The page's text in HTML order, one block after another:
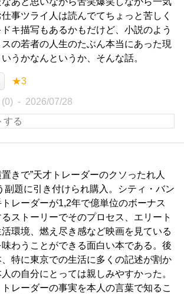
事ツライ人は読んでてちょっと苦しく
キ描写もあるかもだけど、小説のよう
の若者の人生のたぶん本当にあった現
うかなんというか、そんな話。
★3
2026/07/28
きで”天才トレーダーのクソったれ人
副題に引き付けられ購入。シティ・バン
トレーダーが1,2年で億単位のボーナス
ストーリーでそのプロセス、エリート
環境、燃え尽き感など映画を見ている
わうことができる面白い本である。後
特に東京での生活に多くの記述が割か
の自分にとっては親しみやすかった。
レーダーの事実を本人の言葉で知るこ